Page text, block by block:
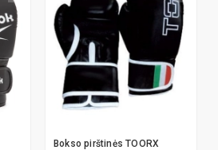
Bokso pirštinės TOORX